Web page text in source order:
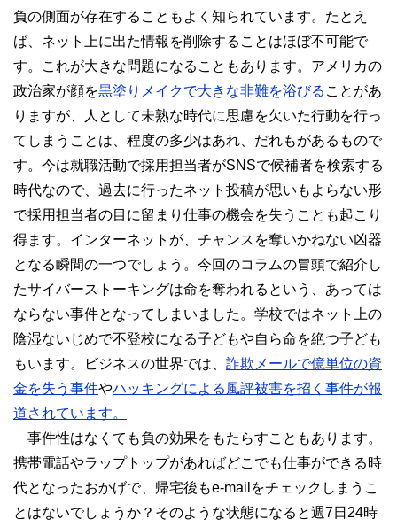
負の側面が存在することもよく知られています。たとえ
ば、ネット上に出た情報を削除することはほぼ不可能で
す。これが大きな問題になることもあります。アメリカの
政治家が顔を黒塗りメイクで大きな非難を浴びる ことがあ
りますが、人として未熟な時代に思慮を欠いた行動を行っ
てしまうことは、程度の多少はあれ、だれもがあるもので
す。今は就職活動で採用担当者がSNSで候補者を検索する
時代なので、過去に行ったネット投稿が思いもよらない形
で採用担当者の目に留まり仕事の機会を失うことも起こり
得ます。インターネットが、チャンスを奪いかねない凶器
となる瞬間の一つでしょう。今回のコラムの冒頭で紹介し
たサイバーストーキングは命を奪われるという、あっては
ならない事件となってしまいました。学校ではネット上の
陰湿ないじめで不登校になる子どもや自ら命を絶つ子ども
もいます。ビジネスの世界では、 詐欺メールで億単位の資
金を失う事件やハッキングによる風評被害を招く事件が報
道されています。
事件性はなくても負の効果をもたらすこともあります。
携帯電話やラップトップがあればどこでも仕事ができる時
代となったおかげで、帰宅後もe-mailをチェックしまうこ
とはないでしょうか？そのような状態になると週7日24時